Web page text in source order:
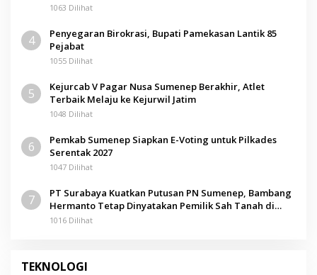
1063 Dilihat
4
Penyegaran Birokrasi, Bupati Pamekasan Lantik 85
Pejabat
1055 Dilihat
5
Kejurcab V Pagar Nusa Sumenep Berakhir, Atlet
Terbaik Melaju ke Kejurwil Jatim
1048 Dilihat
6
Pemkab Sumenep Siapkan E-Voting untuk Pilkades
Serentak 2027
1047 Dilihat
7
PT Surabaya Kuatkan Putusan PN Sumenep, Bambang
Hermanto Tetap Dinyatakan Pemilik Sah Tanah di
Pamolokan
1016 Dilihat
TEKNOLOGI